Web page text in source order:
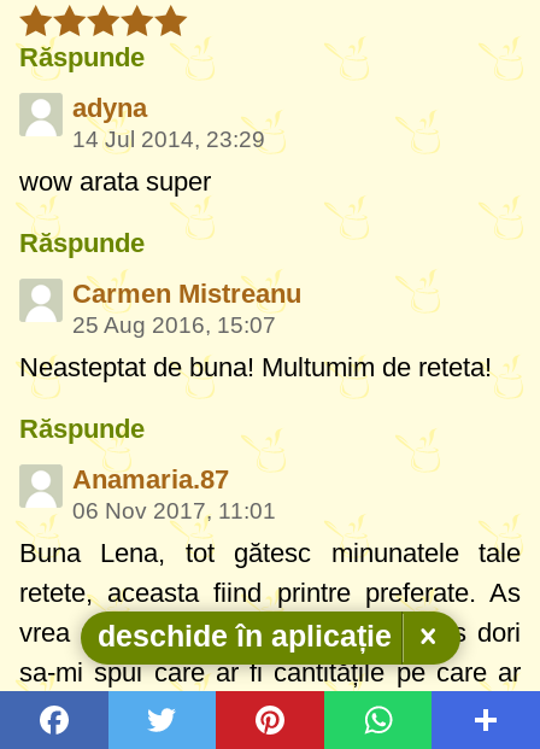
Răspunde
adyna
14 Jul 2014, 23:29
wow arata super
Răspunde
Carmen Mistreanu
25 Aug 2016, 15:07
Neasteptat de buna! Multumim de reteta!
Răspunde
Anamaria.87
06 Nov 2017, 11:01
Buna Lena, tot gătesc minunatele tale
retete, aceasta fiind printre preferate. As
vrea sa folosesc făina integrala, și as dori
sa-mi spui care ar fi cantitățile pe care ar
trebui sa le folosesc, ma gândesc ca făina
deschide în aplicație